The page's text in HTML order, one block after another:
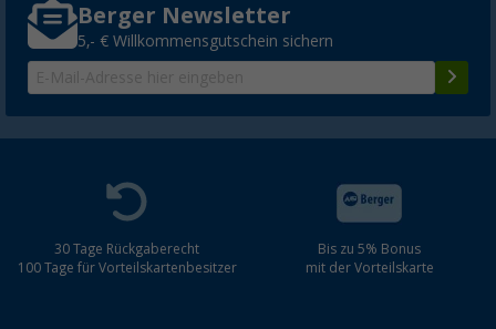
Berger Newsletter
5,- € Willkommensgutschein sichern
30 Tage Rückgaberecht
100 Tage für Vorteilskartenbesitzer
Bis zu 5% Bonus
mit der Vorteilskarte